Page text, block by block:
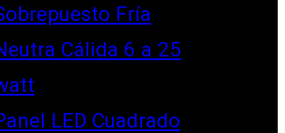
Fría
Cálida 6 a 25
LED Cuadrado